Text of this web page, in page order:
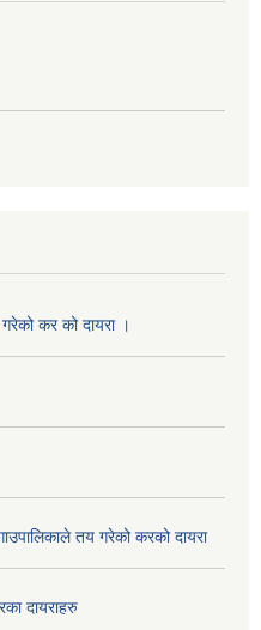
कर को दायरा ।
तय गरेको करको दायरा
दायराहरु